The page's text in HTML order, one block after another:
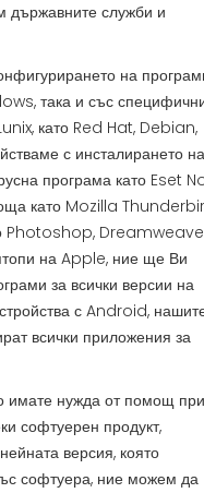
държавните служби и
на
така и със
като Red Hat, Debian,
с инсталирането на
програма като Eset
като Mozilla
Photoshop,
на Apple, ние ще Ви
за всички версии на
с Android,
всички приложения за
имате нужда от помощ при
софтуерен продукт,
версия, която
софтуера, ние можем да